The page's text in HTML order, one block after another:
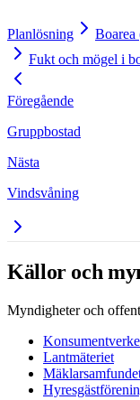
Planlösning
Fukt och mögel i
Föregående
Gruppbostad
Nästa
Vindsvåning
Källor och
Myndigheter och
Lantmäteriet